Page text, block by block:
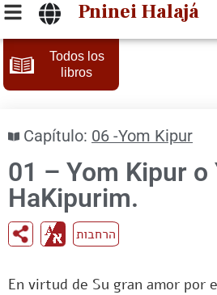
Pninei Halajá
Todos los
libros
Capítulo: 06 -Yom Kipur
01 – Yom Kipur o
HaKipurim.
הרחבות
En virtud de Su gran amor por